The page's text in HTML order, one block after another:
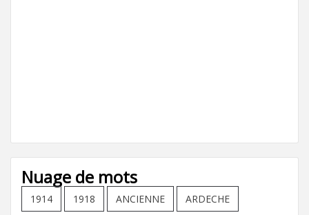
Nuage de mots
1914 1918 ANCIENNE ARDECHE